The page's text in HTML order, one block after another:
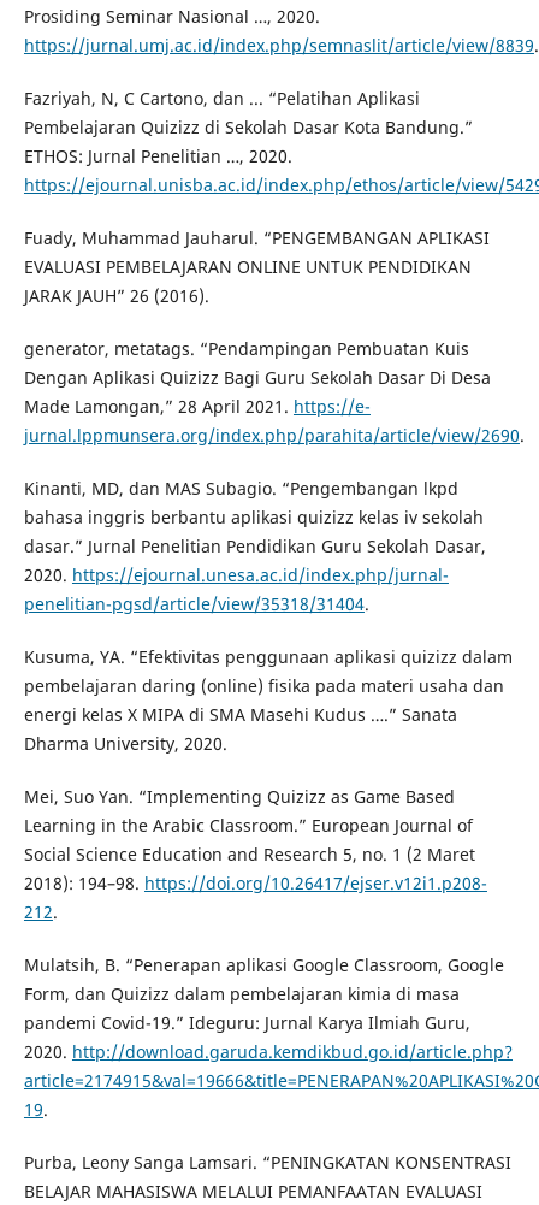
Prosiding Seminar Nasional …, 2020.
https://jurnal.umj.ac.id/index.php/semnaslit/article/view/8839.
Fazriyah, N, C Cartono, dan ... “Pelatihan Aplikasi
Pembelajaran Quizizz di Sekolah Dasar Kota Bandung.”
ETHOS: Jurnal Penelitian …, 2020.
https://ejournal.unisba.ac.id/index.php/ethos/article/view/
Fuady, Muhammad Jauharul. “PENGEMBANGAN APLIKASI
EVALUASI PEMBELAJARAN ONLINE UNTUK PENDIDIKAN
JARAK JAUH” 26 (2016).
generator, metatags. “Pendampingan Pembuatan Kuis
Dengan Aplikasi Quizizz Bagi Guru Sekolah Dasar Di Desa
Made Lamongan,” 28 April 2021. https://e-
jurnal.lppmunsera.org/index.php/parahita/article/view/2690.
Kinanti, MD, dan MAS Subagio. “Pengembangan lkpd
bahasa inggris berbantu aplikasi quizizz kelas iv sekolah
dasar.” Jurnal Penelitian Pendidikan Guru Sekolah Dasar,
2020. https://ejournal.unesa.ac.id/index.php/jurnal-
penelitian-pgsd/article/view/35318/31404.
Kusuma, YA. “Efektivitas penggunaan aplikasi quizizz dalam
pembelajaran daring (online) fisika pada materi usaha dan
energi kelas X MIPA di SMA Masehi Kudus ….” Sanata
Dharma University, 2020.
Mei, Suo Yan. “Implementing Quizizz as Game Based
Learning in the Arabic Classroom.” European Journal of
Social Science Education and Research 5, no. 1 (2 Maret
2018): 194–98. https://doi.org/10.26417/ejser.v12i1.p208-
212.
Mulatsih, B. “Penerapan aplikasi Google Classroom, Google
Form, dan Quizizz dalam pembelajaran kimia di masa
pandemi Covid-19.” Ideguru: Jurnal Karya Ilmiah Guru,
2020. http://download.garuda.kemdikbud.go.id/article.php?
19.
Purba, Leony Sanga Lamsari. “PENINGKATAN KONSENTRASI
BELAJAR MAHASISWA MELALUI PEMANFAATAN EVALUASI